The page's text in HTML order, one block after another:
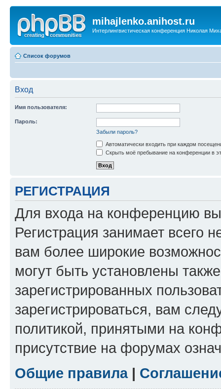
mihajlenko.anihost.ru
Интерлингвистическая конференция Николая
Список форумов
Вход
Имя пользователя:
Пароль:
Забыли пароль?
Автоматически входить при каждом
Скрыть моё пребывание на конференции в
РЕГИСТРАЦИЯ
Для входа на конференцию
Регистрация занимает всего
вам более широкие
могут быть установлены
зарегистрированных
зарегистрироваться, вам
политикой, принятыми на
присутствие на форумах
Общие правила|